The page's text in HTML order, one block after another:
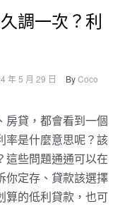
調一次？利
年 5 月 29 日 ByCoco
房貸，都會看到一個
率是什麼意思呢？該
這些問題通通可以在
你定存、貸款該選擇
算的低利貸款，也可